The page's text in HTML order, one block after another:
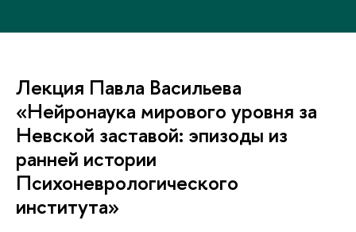
Лекция Павла Васильева
«Нейронаука мирового уровня за
Невской заставой: эпизоды из
ранней истории
Психоневрологического
института»